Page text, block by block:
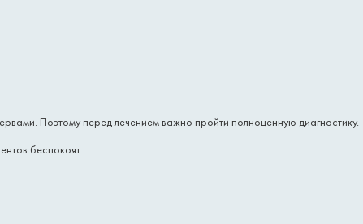
Поэтому перед лечением важно пройти полноценную диагностику.
беспокоят: